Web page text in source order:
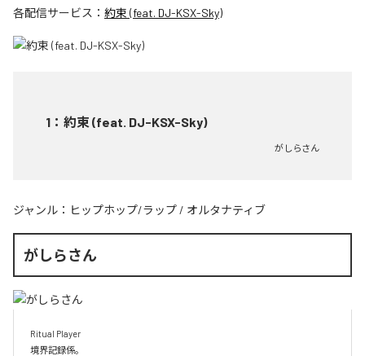
各配信サービス： 約束 (feat. DJ-KSX-Sky)
1 ： 約束 (feat. DJ-KSX-Sky)
がしらさん
ジャンル： ヒップホップ/ラップ / オルタナティブ
がしらさん
Ritual Player
境界記録係。